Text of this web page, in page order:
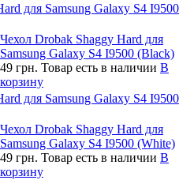
для Samsung Galaxy S4 I9500
Чехол Drobak Shaggy Hard для
Samsung Galaxy S4 I9500 (Black)
49 грн. Товар есть в наличии В
корзину
для Samsung Galaxy S4 I9500
Чехол Drobak Shaggy Hard для
Samsung Galaxy S4 I9500 (White)
49 грн. Товар есть в наличии В
корзину